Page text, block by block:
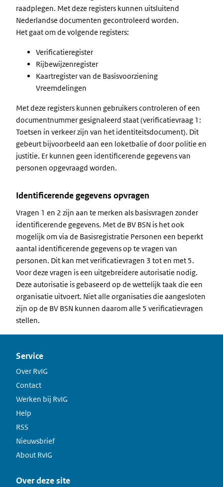
raadplegen. Met deze registers kunnen uitsluitend
Nederlandse documenten gecontroleerd worden.
Het gaat om de volgende registers:
Verificatieregister
Rijbewijzenregister
Kaartregister van de Basisvoorziening
Vreemdelingen
Met deze registers kunnen gebruikers controleren of een
documentnummer gesignaleerd staat (verificatievraag 1:
Toetsen in verkeer zijn van het identiteitsdocument). Dit
gebeurt bijvoorbeeld aan een loketbalie of door politie en
justitie. Er kunnen geen identificerende gegevens van
personen opgevraagd worden.
Identificerende gegevens opvragen
Vragen 1 en 2 zijn aan te merken als basisvragen zonder
identificerende gegevens. Met de BV BSN is het ook
mogelijk om via de Basisregistratie Personen een beperkt
aantal identificerende gegevens op te vragen van
personen. Dit kan met verificatievragen 3 tot en met 5.
Voor deze vragen is een uitgebreidere autorisatie nodig.
Deze autorisatie is gebaseerd op de wettelijk taak die een
organisatie uitvoert. Niet alle organisaties die aangesloten
zijn op de BV BSN kunnen daarom alle 5 verificatievragen
stellen.
Service
Over RvIG
Contact
Werken bij RvIG
Help
RSS
Nieuwsbrief
About RvIG
Over deze site